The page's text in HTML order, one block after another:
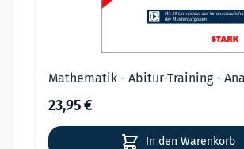
Mathematik - Abitur-Training -
23,95 €
In den Warenkorb